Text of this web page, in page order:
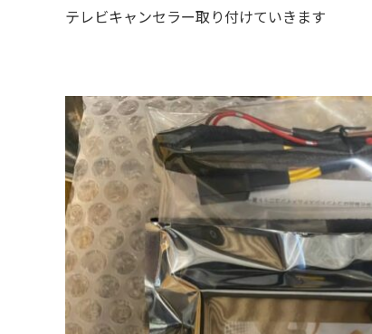
テレビキャンセラー取り付けていきます